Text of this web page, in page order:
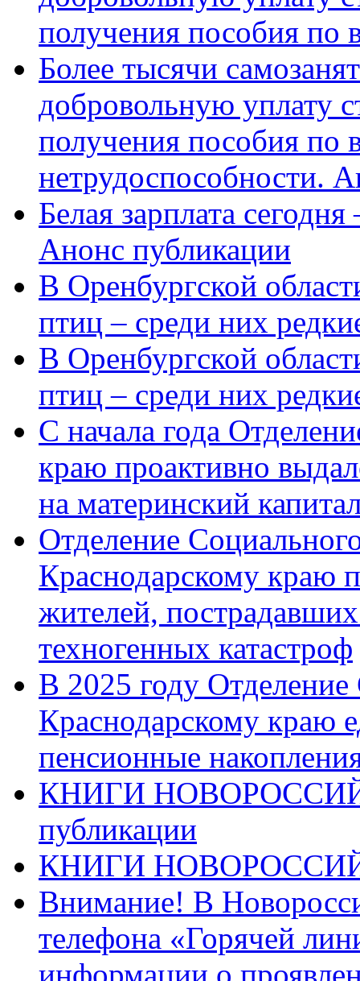
получения пособия по
Более тысячи
добровольную уплату
получения пособия по
нетрудоспособности.
Белая зарплата
Анонс публикации
В Оренбургской
птиц – среди них
В Оренбургской
птиц – среди них
С начала года
краю проактивно
на материнский
Отделение
Краснодарскому краю
жителей,
техногенных катастроф
В 2025 году
Краснодарскому краю
пенсионные
КНИГИ
публикации
КНИГИ
Внимание! В
телефона «Горячей